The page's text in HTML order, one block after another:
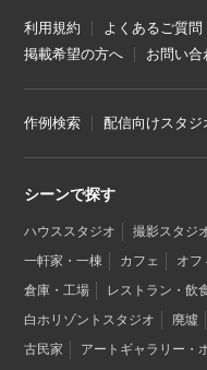
利用規約 よくあるご質問
掲載希望の方へ
お問い合
作例検索 配信向けスタジ
シーンで探す
ハウススタジオ 撮影スタジ
一軒家・一棟
カフェ オフ
倉庫・工場
レストラン・飲
白ホリゾントスタジオ
廃墟
古民家
アートギャラリー・